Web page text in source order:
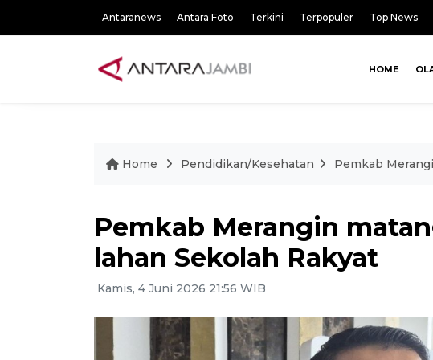
Antaranews Antara Foto Terkini Terpopuler Top News
HOME
Home Pendidikan/Kesehatan Pemkab
Pemkab Merangin
lahan Sekolah Rakyat
Kamis, 4 Juni 2026 21:56 WIB